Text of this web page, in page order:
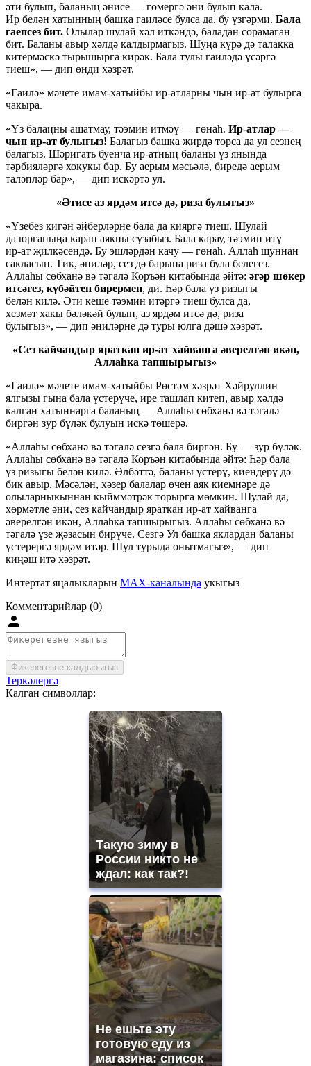
әти булып, баланың әнисе — гомергә әни булып кала.
Ир белән хатынның башка гаиләсе булса да, бу үзгәрми. Бала
гаепсез бит. Олылар шулай хәл иткәндә, баладан сорамаган
бит. Баланы авыр хәлдә калдырмагыз. Шуңа күрә дә талакка
китермәскә тырышырга кирәк. Бала тулы гаиләдә үсәргә
тиеш», — дип өнди хәзрәт.
«Гаилә» мәчете имам-хатыйбы ир-атларны чын ир-ат булырга
чакыра.
«Үз балаңны ашатмау, тәэмин итмәү — гөнаһ. Ир-атлар—
чын ир-ат булыгыз! Балагыз башка җирдә торса да ул сезнең
балагыз. Шәригать буенча ир-атның баланы үз янында
тәрбияләргә хокукы бар. Бу аерым мәсьәлә, биредә аерым
таләпләр бар», — дип искәртә ул.
«Әтисе аз ярдәм итсә дә, риза булыгыз»
«Үзебез кигән әйберләрне бала да кияргә тиеш. Шулай
да юрганыңа карап аякны сузабыз. Бала карау, тәэмин итү
ир-ат җилкәсендә. Бу эшләрдән качу — гөнаһ. Аллаһ шуннан
сакласын. Тик, әниләр, сез дә барына риза була белегез.
Аллаһы сөбханә вә тәгалә Коръән китабында әйтә: әгәр шөкер
итсәгез, күбәйтеп бирермен, ди. Һәр бала үз ризыгы
белән килә. Әти кеше тәэмин итәргә тиеш булса да,
хезмәт хакы бәләкәй булып, аз ярдәм итсә дә, риза
булыгыз», — дип әниләрне дә туры юлга дәшә хәзрәт.
«Сез кайчандыр яраткан ир-атхайванга әверелгән икән,
Аллаһка тапшырыгыз»
«Гаилә» мәчете имам-хатыйбы Рөстәм хәзрәт Хәйруллин
ялгызы гына бала үстерүче, ире ташлап китеп, авыр хәлдә
калган хатыннарга баланың — Аллаһы сөбханә вә тәгалә
биргән зур бүләк булуын искә төшерә.
«Аллаһы сөбханә вә тәгалә сезгә бала биргән. Бу — зур бүләк.
Аллаһы сөбханә вә тәгалә Коръән китабында әйтә: Һәр бала
үз ризыгы белән килә. Әлбәттә, баланы үстерү, киендерү дә
бик авыр. Мәсәлән, хәзер балалар өчен аяк киемнәре дә
олыларныкыннан кыйммәтрәк торырга мөмкин. Шулай да,
хөрмәтле әни, сез кайчандыр яраткан ир-ат хайванга
әверелгән икән, Аллаһка тапшырыгыз. Аллаһы сөбханә вә
тәгалә үзе җәзасын бирүче. Сезгә Ул башка яклардан баланы
үстерергә ярдәм итәр. Шул турыда онытмагыз», — дип
киңәш итә хәзрәт.
Интертат яңалыкларын MAX-каналында укыгыз
Комментарийлар (0)
Фикерегезне калдырыгыз
Теркәлергә
Калган символлар:
Такую зиму в
России никто не
ждал: как так?!
Не ешьте эту
готовую еду из
магазина: список